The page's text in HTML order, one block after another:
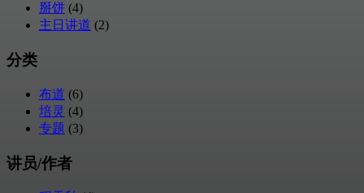
掰饼 (4)
主日讲道 (2)
分类
布道 (6)
培灵 (4)
专题 (3)
讲员/作者